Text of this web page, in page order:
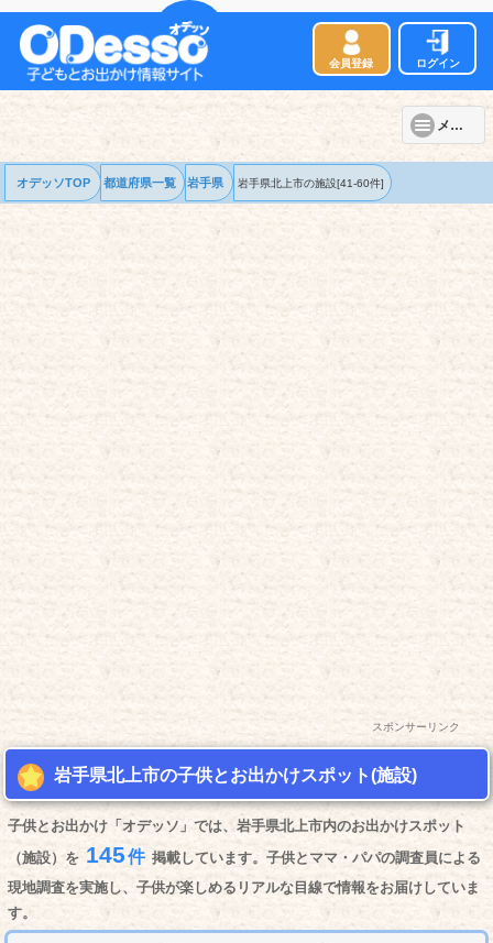
会員登録 ログイン
メニュー
オデッソTOP 都道府県一覧 岩手県 岩手県北上市の施設[41-60件]
スポンサーリンク
岩手県北上市の子供とお出かけスポット(施設)
子供とお出かけ「オデッソ」では、岩手県北上市内のお出かけスポット
（施設）を 145件 掲載しています。子供とママ・パパの調査員による
現地調査を実施し、子供が楽しめるリアルな目線で情報をお届けしていま
す。